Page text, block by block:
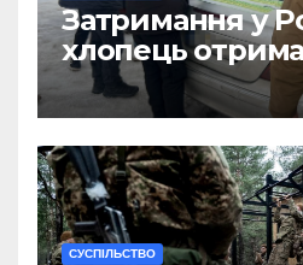
Затримання у
хлопець
Євро за
чоловікам
CУСПІЛЬСТВО